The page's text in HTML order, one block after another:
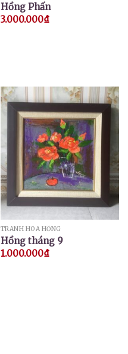
Hồng Phấn
3.000.000₫
TRANH HOA HỒNG
Hồng tháng 9
1.000.000₫